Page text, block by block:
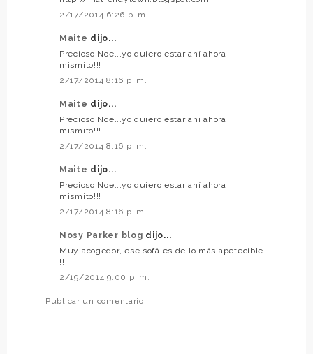
2/17/2014 6:26 p. m.
Maite dijo...
Precioso Noe...yo quiero estar ahí ahora
mismito!!!
2/17/2014 8:16 p. m.
Maite dijo...
Precioso Noe...yo quiero estar ahí ahora
mismito!!!
2/17/2014 8:16 p. m.
Maite dijo...
Precioso Noe...yo quiero estar ahí ahora
mismito!!!
2/17/2014 8:16 p. m.
Nosy Parker blog dijo...
Muy acogedor, ese sofá es de lo más apetecible
!!
2/19/2014 9:00 p. m.
Publicar un comentario